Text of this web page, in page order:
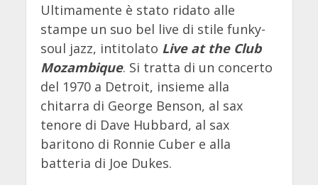
Ultimamente è stato ridato alle
stampe un suo bel live di stile funky-
soul jazz, intitolato Live at the Club
Mozambique. Si tratta di un concerto
del 1970 a Detroit, insieme alla
chitarra di George Benson, al sax
tenore di Dave Hubbard, al sax
baritono di Ronnie Cuber e alla
batteria di Joe Dukes.